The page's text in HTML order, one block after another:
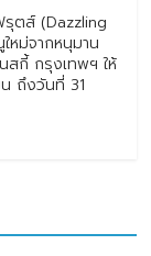
ตส์ (Dazzling
หม่จากหนุมาน
สกี้ กรุงเทพฯ ให้
ถึงวันที่ 31